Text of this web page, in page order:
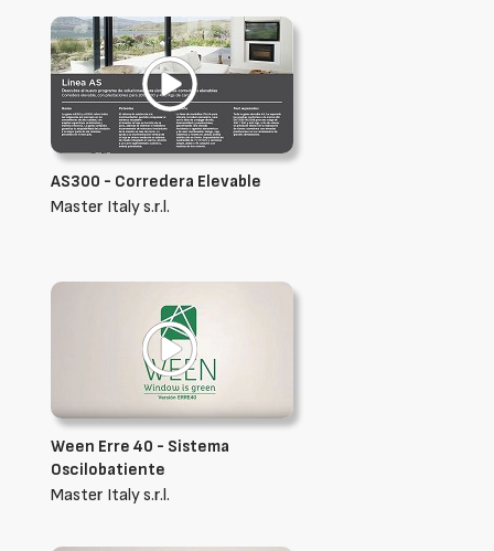
AS300 - Corredera Elevable
Master Italy s.r.l.
Ween Erre 40 - Sistema
Oscilobatiente
Master Italy s.r.l.